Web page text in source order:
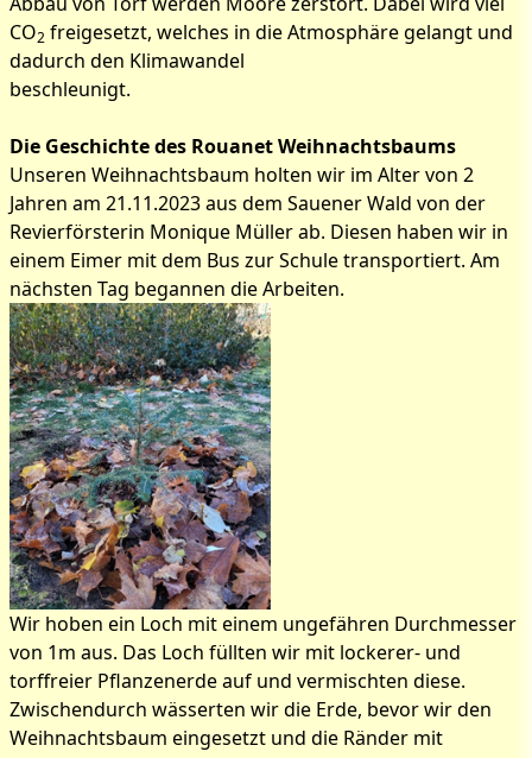
CO2 freigesetzt, welches in die Atmosphäre gelangt und
dadurch den Klimawandel
beschleunigt.
Die Geschichte des Rouanet Weihnachtsbaums
Unseren Weihnachtsbaum holten wir im Alter von 2
Jahren am 21.11.2023 aus dem Sauener Wald von der
Revierförsterin Monique Müller ab. Diesen haben wir in
einem Eimer mit dem Bus zur Schule transportiert. Am
nächsten Tag begannen die Arbeiten.
Wir hoben ein Loch mit einem ungefähren Durchmesser
von 1m aus. Das Loch füllten wir mit lockerer- und
torffreier Pflanzenerde auf und vermischten diese.
Zwischendurch wässerten wir die Erde, bevor wir den
Weihnachtsbaum eingesetzt und die Ränder mit